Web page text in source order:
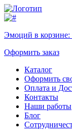
Эмоций в корзине:
Оформить заказ
Каталог
Оформить
Оплата и
Контакты
Наши работы
Блог